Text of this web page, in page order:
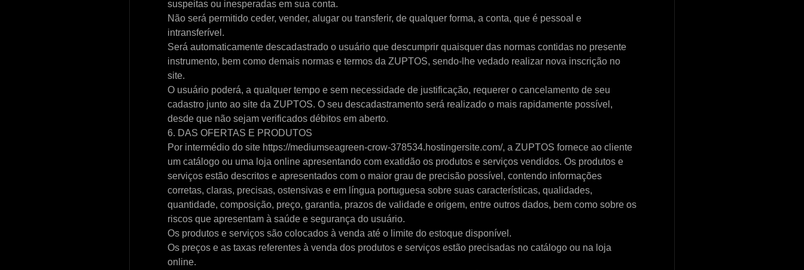
suspeitas ou inesperadas em sua conta.
Não será permitido ceder, vender, alugar ou transferir, de qualquer forma, a conta, que é pessoal e
intransferível.
Será automaticamente descadastrado o usuário que descumprir quaisquer das normas contidas no presente
instrumento, bem como demais normas e termos da ZUPTOS, sendo-lhe vedado realizar nova inscrição no
site.
O usuário poderá, a qualquer tempo e sem necessidade de justificação, requerer o cancelamento de seu
cadastro junto ao site da ZUPTOS. O seu descadastramento será realizado o mais rapidamente possível,
desde que não sejam verificados débitos em aberto.
6. DAS OFERTAS E PRODUTOS
Por intermédio do site https://mediumseagreen-crow-378534.hostingersite.com/, a ZUPTOS fornece ao cliente
um catálogo ou uma loja online apresentando com exatidão os produtos e serviços vendidos. Os produtos e
serviços estão descritos e apresentados com o maior grau de precisão possível, contendo informações
corretas, claras, precisas, ostensivas e em língua portuguesa sobre suas características, qualidades,
quantidade, composição, preço, garantia, prazos de validade e origem, entre outros dados, bem como sobre os
riscos que apresentam à saúde e segurança do usuário.
Os produtos e serviços são colocados à venda até o limite do estoque disponível.
Os preços e as taxas referentes à venda dos produtos e serviços estão precisadas no catálogo ou na loja
online.